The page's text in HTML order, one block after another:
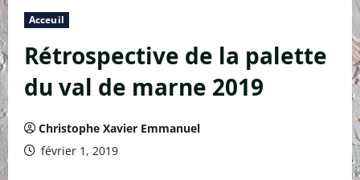
Acceuil
Rétrospective de la palette
du val de marne 2019
Christophe Xavier Emmanuel
février 1, 2019